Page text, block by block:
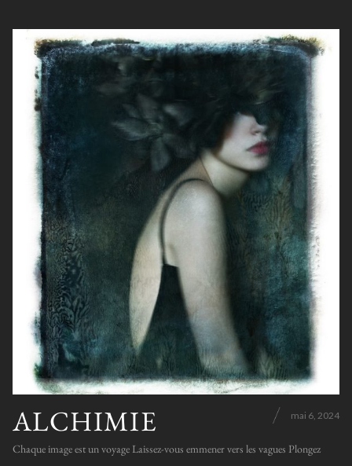
ALCHIMIE mai 6, 2024
Chaque image est un voyage Laissez-vous emmener vers les vagues Plongez